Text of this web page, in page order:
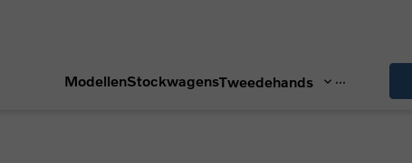
ModellenStockwagensTweedehands